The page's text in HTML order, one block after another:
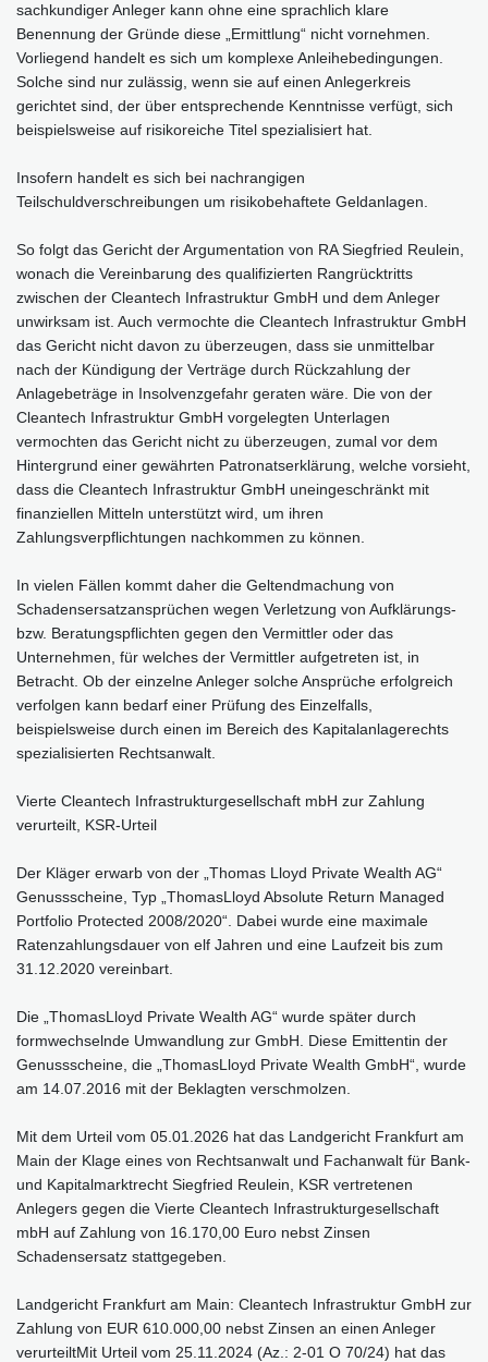
sachkundiger Anleger kann ohne eine sprachlich klare
Benennung der Gründe diese „Ermittlung“ nicht vornehmen.
Vorliegend handelt es sich um komplexe Anleihebedingungen.
Solche sind nur zulässig, wenn sie auf einen Anlegerkreis
gerichtet sind, der über entsprechende Kenntnisse verfügt, sich
beispielsweise auf risikoreiche Titel spezialisiert hat.
Insofern handelt es sich bei nachrangigen
Teilschuldverschreibungen um risikobehaftete Geldanlagen.
So folgt das Gericht der Argumentation von RA Siegfried Reulein,
wonach die Vereinbarung des qualifizierten Rangrücktritts
zwischen der Cleantech Infrastruktur GmbH und dem Anleger
unwirksam ist. Auch vermochte die Cleantech Infrastruktur GmbH
das Gericht nicht davon zu überzeugen, dass sie unmittelbar
nach der Kündigung der Verträge durch Rückzahlung der
Anlagebeträge in Insolvenzgefahr geraten wäre. Die von der
Cleantech Infrastruktur GmbH vorgelegten Unterlagen
vermochten das Gericht nicht zu überzeugen, zumal vor dem
Hintergrund einer gewährten Patronatserklärung, welche vorsieht,
dass die Cleantech Infrastruktur GmbH uneingeschränkt mit
finanziellen Mitteln unterstützt wird, um ihren
Zahlungsverpflichtungen nachkommen zu können.
In vielen Fällen kommt daher die Geltendmachung von
Schadensersatzansprüchen wegen Verletzung von Aufklärungs-
bzw. Beratungspflichten gegen den Vermittler oder das
Unternehmen, für welches der Vermittler aufgetreten ist, in
Betracht. Ob der einzelne Anleger solche Ansprüche erfolgreich
verfolgen kann bedarf einer Prüfung des Einzelfalls,
beispielsweise durch einen im Bereich des Kapitalanlagerechts
spezialisierten Rechtsanwalt.
Vierte Cleantech Infrastrukturgesellschaft mbH zur Zahlung
verurteilt, KSR-Urteil
Der Kläger erwarb von der „Thomas Lloyd Private Wealth AG“
Genussscheine, Typ „ThomasLloyd Absolute Return Managed
Portfolio Protected 2008/2020“. Dabei wurde eine maximale
Ratenzahlungsdauer von elf Jahren und eine Laufzeit bis zum
31.12.2020 vereinbart.
Die „ThomasLloyd Private Wealth AG“ wurde später durch
formwechselnde Umwandlung zur GmbH. Diese Emittentin der
Genussscheine, die „ThomasLloyd Private Wealth GmbH“, wurde
am 14.07.2016 mit der Beklagten verschmolzen.
Mit dem Urteil vom 05.01.2026 hat das Landgericht Frankfurt am
Main der Klage eines von Rechtsanwalt und Fachanwalt für Bank-
und Kapitalmarktrecht Siegfried Reulein, KSR vertretenen
Anlegers gegen die Vierte Cleantech Infrastrukturgesellschaft
mbH auf Zahlung von 16.170,00 Euro nebst Zinsen
Schadensersatz stattgegeben.
Landgericht Frankfurt am Main: Cleantech Infrastruktur GmbH zur
Zahlung von EUR 610.000,00 nebst Zinsen an einen Anleger
verurteiltMit Urteil vom 25.11.2024 (Az.: 2-01 O 70/24) hat das